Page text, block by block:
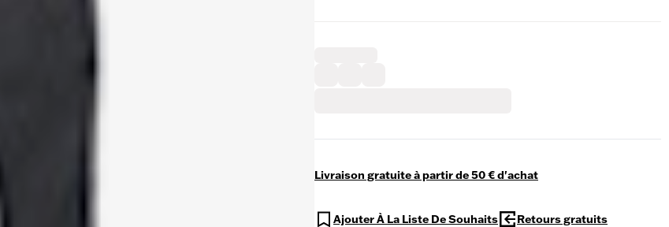
Livraison gratuite à partir de 50 € d'achat
Ajouter À La Liste De Souhaits Retours gratuits